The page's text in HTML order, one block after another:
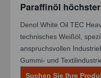
Paraffinöl
Denol White Oil TEC
technisches Weißöl,
anspruchsvollen
Gummi- und
Suchen Sie Ihre